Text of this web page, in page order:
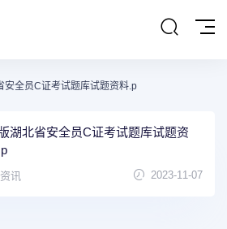
安全员C证考试题库试题资料.p
湖北省安全员C证考试题库试题资
资讯 2023-11-07